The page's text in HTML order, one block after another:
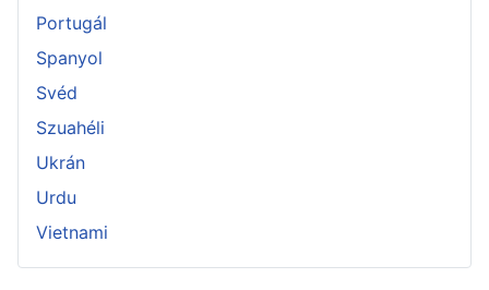
Portugál
Spanyol
Svéd
Szuahéli
Ukrán
Urdu
Vietnami